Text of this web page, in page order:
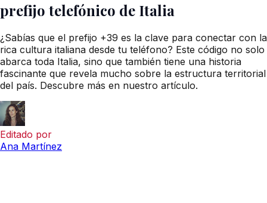
prefijo telefónico de Italia
¿Sabías que el prefijo +39 es la clave para conectar con la
rica cultura italiana desde tu teléfono? Este código no solo
abarca toda Italia, sino que también tiene una historia
fascinante que revela mucho sobre la estructura territorial
del país. Descubre más en nuestro artículo.
Editado por
Ana Martínez